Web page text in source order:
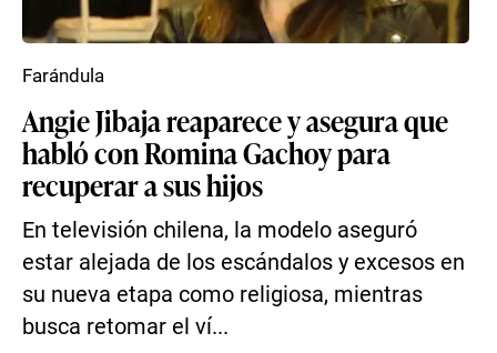
Angie Jibaja reaparece y asegura que
habló con Romina Gachoy para
recuperar a sus hijos
En televisión chilena, la modelo aseguró
estar alejada de los escándalos y excesos en
su nueva etapa como religiosa, mientras
busca retomar el ví...
Farándula